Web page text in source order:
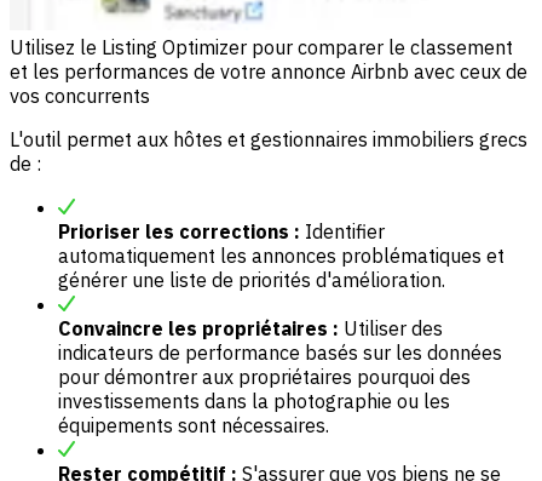
Utilisez le Listing Optimizer pour comparer le classement
et les performances de votre annonce Airbnb avec ceux de
vos concurrents
L'outil permet aux hôtes et gestionnaires immobiliers grecs
de :
Prioriser les corrections : Identifier
automatiquement les annonces problématiques et
générer une liste de priorités d'amélioration.
Convaincre les propriétaires : Utiliser des
indicateurs de performance basés sur les données
pour démontrer aux propriétaires pourquoi des
investissements dans la photographie ou les
équipements sont nécessaires.
Rester compétitif : S'assurer que vos biens ne se